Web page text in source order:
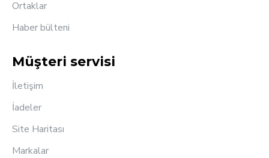
Ortaklar
Haber bülteni
Müşteri servisi
İletişim
İadeler
Site Haritası
Markalar